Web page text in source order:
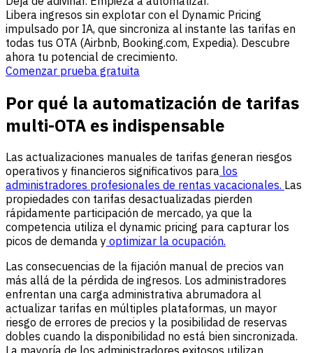
Libera ingresos sin explotar con el Dynamic Pricing
impulsado por IA, que sincroniza al instante las tarifas en
todas tus OTA (Airbnb, Booking.com, Expedia). Descubre
ahora tu potencial de crecimiento.
Comenzar prueba gratuita
Por qué la automatización de tarifas
multi-OTA es indispensable
Las actualizaciones manuales de tarifas generan riesgos
operativos y financieros significativos para los
administradores profesionales de rentas vacacionales. Las
propiedades con tarifas desactualizadas pierden
rápidamente participación de mercado, ya que la
competencia utiliza el dynamic pricing para capturar los
picos de demanda y optimizar la ocupación.
Las consecuencias de la fijación manual de precios van
más allá de la pérdida de ingresos. Los administradores
enfrentan una carga administrativa abrumadora al
actualizar tarifas en múltiples plataformas, un mayor
riesgo de errores de precios y la posibilidad de reservas
dobles cuando la disponibilidad no está bien sincronizada.